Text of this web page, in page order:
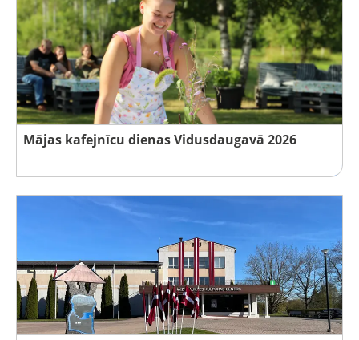
Mājas kafejnīcu dienas Vidusdaugavā 2026